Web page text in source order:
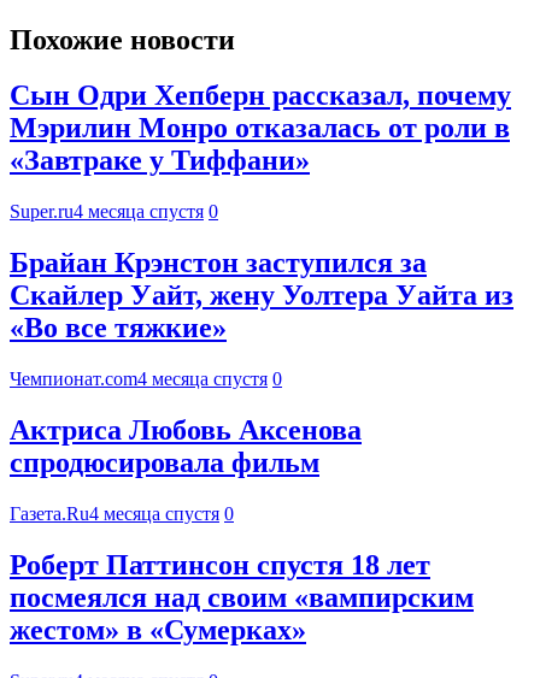
Похожие новости
Сын Одри Хепберн рассказал, почему
Мэрилин Монро отказалась от роли в
«Завтраке у Тиффани»
Super.ru4 месяца спустя 0
Брайан Крэнстон заступился за
Скайлер Уайт, жену Уолтера Уайта из
«Во все тяжкие»
Чемпионат.com4 месяца спустя 0
Актриса Любовь Аксенова
спродюсировала фильм
Газета.Ru4 месяца спустя 0
Роберт Паттинсон спустя 18 лет
посмеялся над своим «вампирским
жестом» в «Сумерках»